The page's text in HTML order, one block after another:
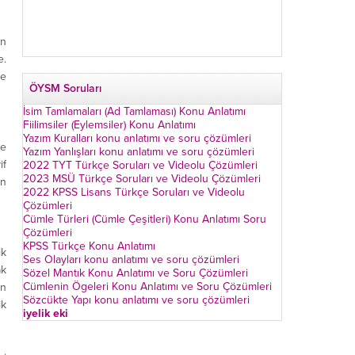
ÖYSM Soruları
İsim Tamlamaları (Ad Tamlaması) Konu Anlatımı
Fiilimsiler (Eylemsiler) Konu Anlatımı
Yazım Kuralları konu anlatımı ve soru çözümleri
Yazım Yanlışları konu anlatımı ve soru çözümleri
2022 TYT Türkçe Soruları ve Videolu Çözümleri
2023 MSÜ Türkçe Soruları ve Videolu Çözümleri
2022 KPSS Lisans Türkçe Soruları ve Videolu
Çözümleri
Cümle Türleri (Cümle Çeşitleri) Konu Anlatımı Soru
Çözümleri
KPSS Türkçe Konu Anlatımı
Ses Olayları konu anlatımı ve soru çözümleri
Sözel Mantık Konu Anlatımı ve Soru Çözümleri
Cümlenin Ögeleri Konu Anlatımı ve Soru Çözümleri
Sözcükte Yapı konu anlatımı ve soru çözümleri
iyelik eki